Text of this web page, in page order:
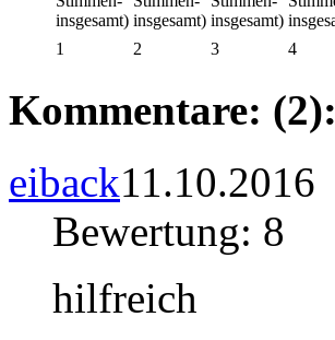
1 2 3 4
Kommentare: (2):
eiback11.10.2016
Bewertung: 8
hilfreich